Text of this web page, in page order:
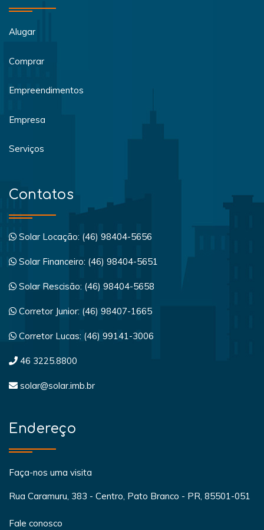
Alugar
Comprar
Empreendimentos
Empresa
Serviços
Contatos
Solar Locação: (46) 98404-5656
Solar Financeiro: (46) 98404-5651
Solar Rescisão: (46) 98404-5658
Corretor Junior: (46) 98407-1665
Corretor Lucas: (46) 99141-3006
46 3225.8800
solar@solar.imb.br
Endereço
Faça-nos uma visita
Rua Caramuru, 383 - Centro, Pato Branco - PR, 85501-051
Fale conosco